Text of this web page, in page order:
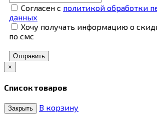
Согласен с политикой обработки
данных
Хочу получать информацию о
по смс
Отправить
×
Список товаров
Закрыть В корзину